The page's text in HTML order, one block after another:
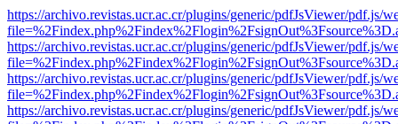
https://archivo.revistas.ucr.ac.cr/plugins/generic/pdfJsViewer/pdf.js/
https://archivo.revistas.ucr.ac.cr/plugins/generic/pdfJsViewer/pdf.js/
https://archivo.revistas.ucr.ac.cr/plugins/generic/pdfJsViewer/pdf.js/
https://archivo.revistas.ucr.ac.cr/plugins/generic/pdfJsViewer/pdf.js/